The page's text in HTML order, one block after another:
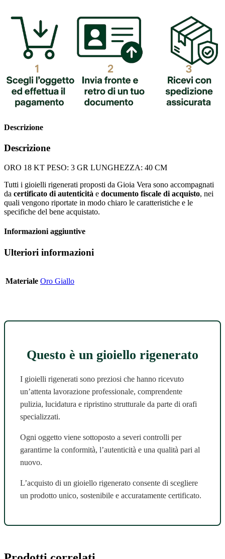
Descrizione
Descrizione
ORO 18 KT PESO: 3 GR LUNGHEZZA: 40 CM
Tutti i gioielli rigenerati proposti da Gioia Vera sono accompagnati
da certificato di autenticità e documento fiscale di acquisto, nei
quali vengono riportate in modo chiaro le caratteristiche e le
specifiche del bene acquistato.
Informazioni aggiuntive
Ulteriori informazioni
Materiale Oro Giallo
Questo è un gioiello rigenerato
I gioielli rigenerati sono preziosi che hanno ricevuto
un’attenta lavorazione professionale, comprendente
pulizia, lucidatura e ripristino strutturale da parte di orafi
specializzati.
Ogni oggetto viene sottoposto a severi controlli per
garantirne la conformità, l’autenticità e una qualità pari al
nuovo.
L’acquisto di un gioiello rigenerato consente di scegliere
un prodotto unico, sostenibile e accuratamente certificato.